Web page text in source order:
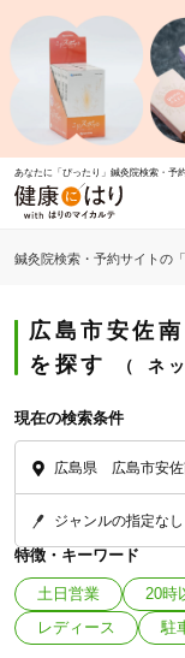
あなたに「ぴったり」鍼灸院検索・予
鍼灸院検索・予約サイトの
広島市安佐
を探す
ネ
現在の検索条件
広島県 広島市安佐
ジャンルの指定なし
特徴・キーワード
土日営業 20時
レディース
駐
「健康に